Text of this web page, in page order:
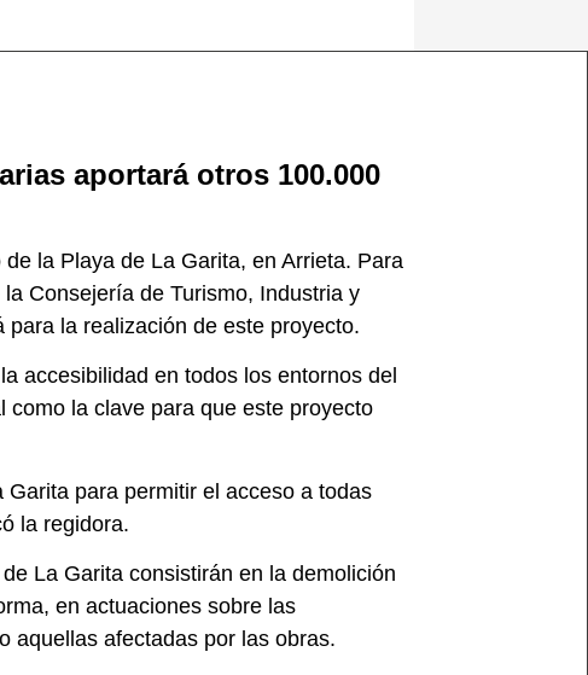
aportará otros 100.000
la Playa de La Garita, en Arrieta. Para
Consejería de Turismo, Industria y
la realización de este proyecto.
accesibilidad en todos los entornos del
como la clave para que este proyecto
para permitir el acceso a todas
la regidora.
La Garita consistirán en la demolición
en actuaciones sobre las
aquellas afectadas por las obras.